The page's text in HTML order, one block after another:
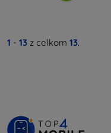
1 - 13 z celkom 13.